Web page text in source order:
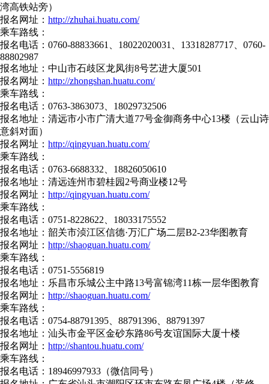
湾高铁站旁）
报名网址： http://zhuhai.huatu.com/
乘车路线：
报名电话：0760-88833661、18022020031、13318287717、0760-
88802987
报名地址：中山市石歧区龙凤街8号艺进大厦501
报名网址： http://zhongshan.huatu.com/
乘车路线：
报名电话：0763-3863073、18029732506
报名地址：清远市小市广清大道77号金御商务中心13楼（云山诗
意斜对面）
报名网址： http://qingyuan.huatu.com/
乘车路线：
报名电话：0763-6688332、18826050610
报名地址：清远连州市碧桂园2号商业楼12号
报名网址： http://qingyuan.huatu.com/
乘车路线：
报名电话：0751-8228622、18033175552
报名地址：韶关市浈江区信德·万汇广场二层B2-23华图教育
报名网址： http://shaoguan.huatu.com/
乘车路线：
报名电话：0751-5556819
报名地址：乐昌市乐城公主中路13号富锦湾11栋一层华图教育
报名网址： http://shaoguan.huatu.com/
乘车路线：
报名电话：0754-88791395、88791396、88791397
报名地址：汕头市金平区金砂东路86号友谊国际大厦十楼
报名网址： http://shantou.huatu.com/
乘车路线：
报名电话：18946997933（微信同号）